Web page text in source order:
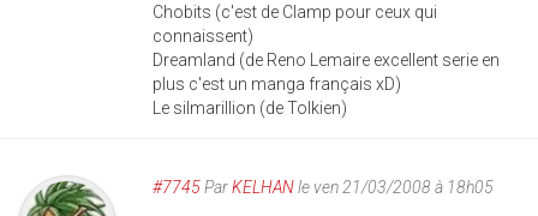
Chobits (c'est de Clamp pour ceux qui
connaissent)
Dreamland (de Reno Lemaire excellent serie en
plus c'est un manga français xD)
Le silmarillion (de Tolkien)
#7745ParKELHANle ven 21/03/2008 à 18h05